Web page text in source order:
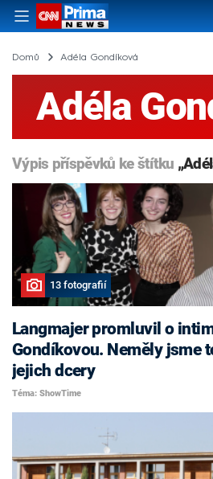
Domů Adéla Gondíková
Adéla
Výpis příspěvků ke štítku
13 fotografií
Langmajer promluvil o
Gondíkovou. Neměly jsme
jejich dcery
Téma: ShowTime